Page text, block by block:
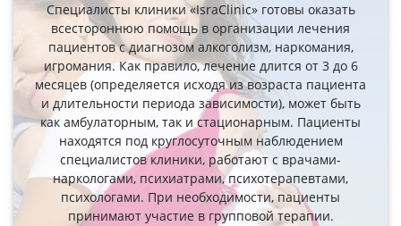
Специалисты клиники «IsraClinic» готовы оказать
всестороннюю помощь в организации лечения
пациентов с диагнозом алкоголизм, наркомания,
игромания. Как правило, лечение длится от 3 до 6
месяцев (определяется исходя из возраста пациента
и длительности периода зависимости), может быть
как амбулаторным, так и стационарным. Пациенты
находятся под круглосуточным наблюдением
специалистов клиники, работают с врачами-
наркологами, психиатрами, психотерапевтами,
психологами. При необходимости, пациенты
принимают участие в групповой терапии.